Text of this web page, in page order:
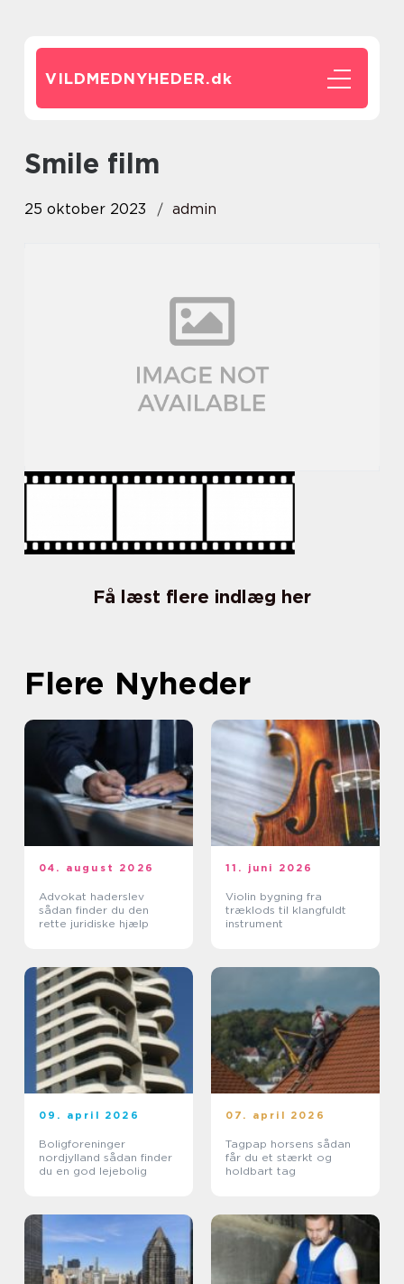
VILDMEDNYHEDER.dk
smile film
25 oktober 2023 admin
Få læst flere indlæg her
Flere Nyheder
04. august 2026
Advokat haderslev
sådan finder du den
rette juridiske hjælp
11. juni 2026
Violin bygning fra
træklods til klangfuldt
instrument
09. april 2026
Boligforeninger
nordjylland sådan finder
du en god lejebolig
07. april 2026
Tagpap horsens sådan
får du et stærkt og
holdbart tag